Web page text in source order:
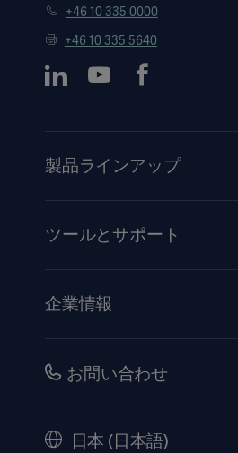
+46 10 335 0000
+46 10 335 5640
製品ラインアップ
サービス
ツールとサポート
イベント
販売代理店向け情報
企業情報
キャリア
お問い合わせ
日本 (日本語)